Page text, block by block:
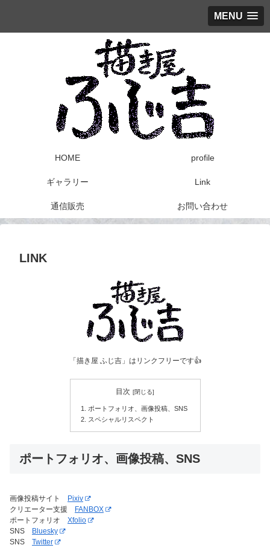
MENU
HOME profile
ギャラリー Link
通信販売 お問い合わせ
LINK
「描き屋 ふじ吉」はリンクフリーです👍
目次
ポートフォリオ、画像投稿、SNS
スペシャルリスペクト
ポートフォリオ、画像投稿、SNS
画像投稿サイト
Pixiv
クリエーター支援
FANBOX
ポートフォリオ Xfolio
SNS
Bluesky
SNS Twitter